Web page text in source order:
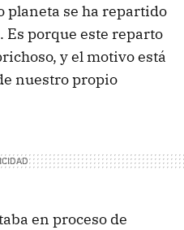
planeta se ha repartido
Es porque este reparto
y el motivo está
nuestro propio
en proceso de